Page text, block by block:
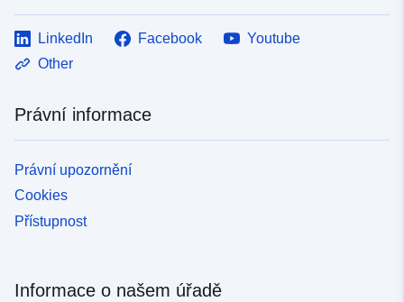
LinkedIn Facebook
Youtube
Other
Právní informace
Právní upozornění
Cookies
Přístupnost
Informace o našem úřadě